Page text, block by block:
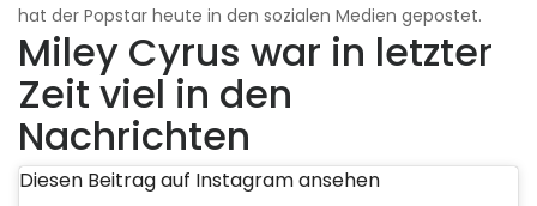
hat der Popstar heute in den sozialen Medien gepostet.
Miley Cyrus war in letzter
Zeit viel in den
Nachrichten
Diesen Beitrag auf Instagram ansehen